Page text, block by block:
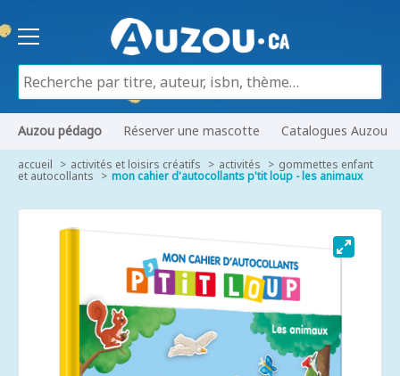
Auzou pédago Réserver une mascotte Catalogues Auzou
accueil activités et loisirs créatifs activités gommettes enfant
et autocollants mon cahier d'autocollants p'tit loup - les animaux